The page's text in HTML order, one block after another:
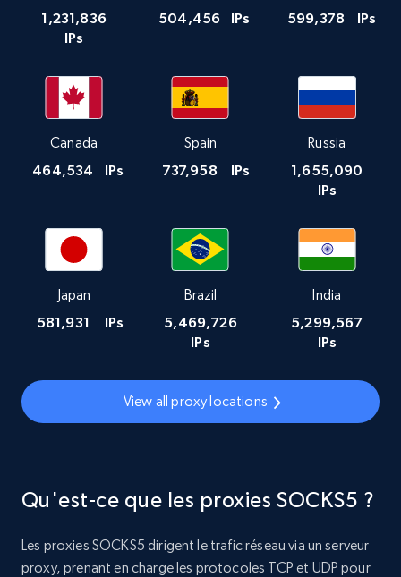
1,231,836
IPs
504,456 IPs 599,378 IPs
Canada
464,534 IPs
Spain
737,958 IPs
Russia
1,655,090
IPs
Japan
581,931 IPs
Brazil
5,469,726
IPs
India
5,299,567
IPs
View all proxy locations
Qu'est-ce que les proxies SOCKS5 ?
Les proxies SOCKS5 dirigent le trafic réseau via un serveur
proxy, prenant en charge les protocoles TCP et UDP pour